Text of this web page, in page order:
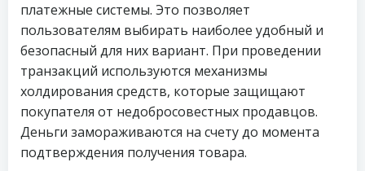
платежные системы. Это позволяет
пользователям выбирать наиболее удобный и
безопасный для них вариант. При проведении
транзакций используются механизмы
холдирования средств, которые защищают
покупателя от недобросовестных продавцов.
Деньги замораживаются на счету до момента
подтверждения получения товара.